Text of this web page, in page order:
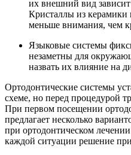
их внешний вид зависит
Кристаллы из
меньше внимания, чем
Языковые системы
незаметны для
назвать их влияние на
Ортодонтические системы
схеме, но перед процедурой
При первом посещении
предлагает несколько
при ортодонтическом лечении
каждой ситуации решение